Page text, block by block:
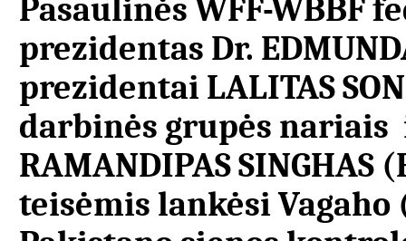
Pasaulinės WFF-WBBF
prezidentas Dr.
prezidentai LALITAS
darbinės grupės
RAMANDIPAS
teisėmis lankėsi